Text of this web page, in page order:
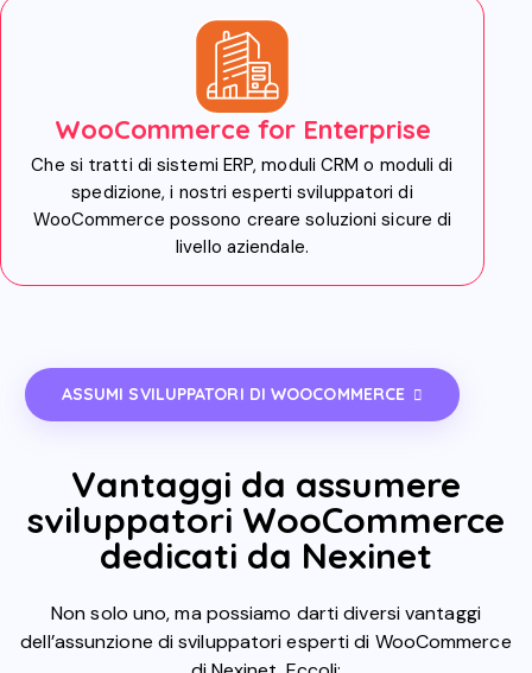
WooCommerce for Enterprise
Che si tratti di sistemi ERP, moduli CRM o moduli di
spedizione, i nostri esperti sviluppatori di
WooCommerce possono creare soluzioni sicure di
livello aziendale.
ASSUMI SVILUPPATORI DI WOOCOMMERCE
Vantaggi da assumere
sviluppatori WooCommerce
dedicati da Nexinet
Non solo uno, ma possiamo darti diversi vantaggi
dell’assunzione di sviluppatori esperti di WooCommerce